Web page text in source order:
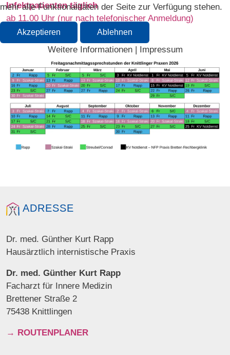
Infektpatienten täglich
ab 11.00 Uhr (nur nach telefonischer Anmeldung)
ADRESSE
Dr. med. Günther Kurt Rapp
Hausärztlich internistische Praxis
Dr. med. Günther Kurt Rapp
Facharzt für Innere Medizin
Brettener Straße 2
75438 Knittlingen
→ ROUTENPLANER
mehr alle Funktionalitäten der Seite zur Verfügung stehen.
Akzeptieren Ablehnen
Weitere Informationen| Impressum